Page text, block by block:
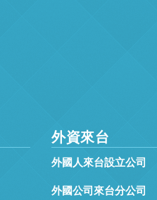
外資來台
外國人來台設立公司
外國公司來台分公司